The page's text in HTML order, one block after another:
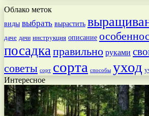
Облако меток
виды выбрать вырастить
даче дачи инструкция описание
посадка правильно руками
советы сорт сорта способы уход
Интересное